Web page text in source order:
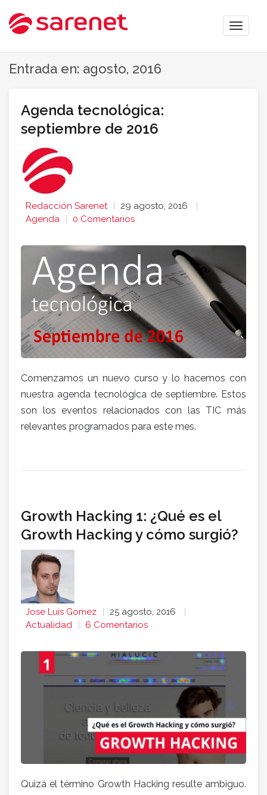
Toggle
Entrada en: agosto, 2016
Agenda tecnológica:
septiembre de 2016
Redacción Sarenet
29 agosto, 2016
Agenda
0 Comentarios
Comenzamos un nuevo curso y lo hacemos con
nuestra agenda tecnológica de septiembre. Estos
son los eventos relacionados con las TIC más
relevantes programados para este mes.
Growth Hacking 1: ¿Qué es el
Growth Hacking y cómo surgió?
Jose Luis Gomez
25 agosto, 2016
Actualidad
6 Comentarios
Quizá el término Growth Hacking resulte ambiguo.